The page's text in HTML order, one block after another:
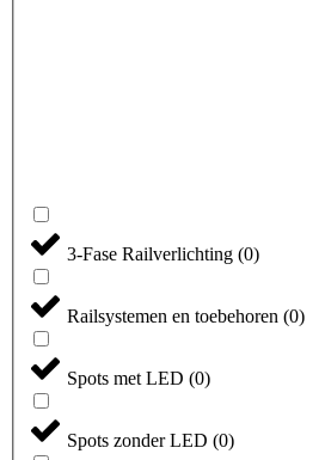
3-Fase Railverlichting (0)
Railsystemen en toebehoren (0)
Spots met LED (0)
Spots zonder LED (0)